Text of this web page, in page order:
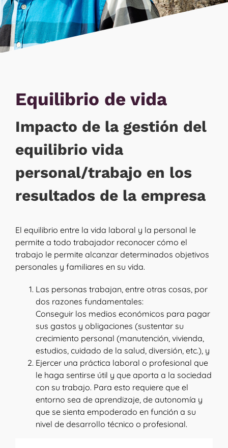
Equilibrio de vida
Impacto de la gestión del
equilibrio vida
personal/trabajo en los
resultados de la empresa
El equilibrio entre la vida laboral y la personal le
permite a todo trabajador reconocer cómo el
trabajo le permite alcanzar determinados objetivos
personales y familiares en su vida.
Las personas trabajan, entre otras cosas, por
dos razones fundamentales:
Conseguir los medios económicos para pagar
sus gastos y obligaciones (sustentar su
crecimiento personal (manutención, vivienda,
estudios, cuidado de la salud, diversión, etc.), y
Ejercer una práctica laboral o profesional que
le haga sentirse útil y que aporta a la sociedad
con su trabajo. Para esto requiere que el
entorno sea de aprendizaje, de autonomía y
que se sienta empoderado en función a su
nivel de desarrollo técnico o profesional.